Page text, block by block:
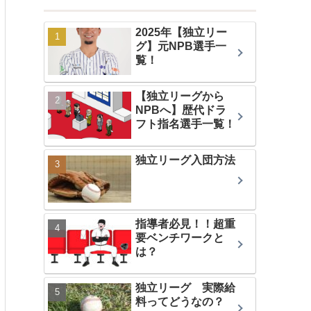
2025年【独立リー
グ】元NPB選手一
覧！
【独立リーグから
NPBへ】歴代ドラ
フト指名選手一覧！
独立リーグ入団方法
指導者必見！！超重
要ベンチワークと
は？
独立リーグ 実際給
料ってどうなの？